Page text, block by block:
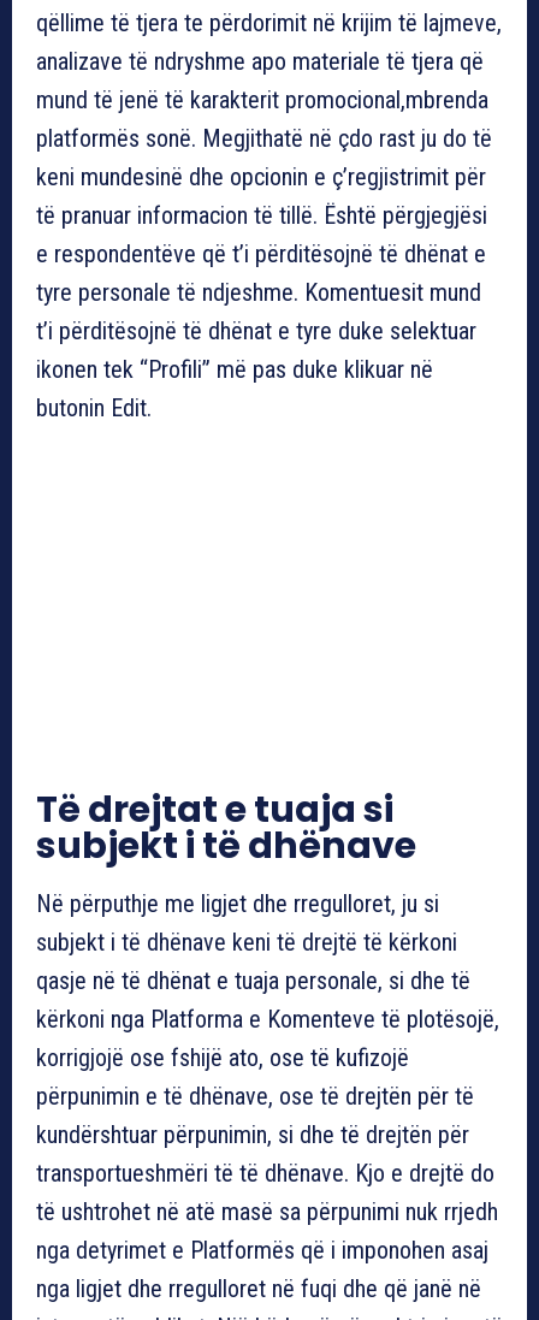
qëllime të tjera te përdorimit në krijim të lajmeve,
analizave të ndryshme apo materiale të tjera që
mund të jenë të karakterit promocional,mbrenda
platformës sonë. Megjithatë në çdo rast ju do të
keni mundesinë dhe opcionin e ç’regjistrimit për
të pranuar informacion të tillë. Është përgjegjësi
e respondentëve që t’i përditësojnë të dhënat e
tyre personale të ndjeshme. Komentuesit mund
t’i përditësojnë të dhënat e tyre duke selektuar
ikonen tek “Profili” më pas duke klikuar në
butonin Edit.
Të drejtat e tuaja si
subjekt i të dhënave
Në përputhje me ligjet dhe rregulloret, ju si
subjekt i të dhënave keni të drejtë të kërkoni
qasje në të dhënat e tuaja personale, si dhe të
kërkoni nga Platforma e Komenteve të plotësojë,
korrigjojë ose fshijë ato, ose të kufizojë
përpunimin e të dhënave, ose të drejtën për të
kundërshtuar përpunimin, si dhe të drejtën për
transportueshmëri të të dhënave. Kjo e drejtë do
të ushtrohet në atë masë sa përpunimi nuk rrjedh
nga detyrimet e Platformës që i imponohen asaj
nga ligjet dhe rregulloret në fuqi dhe që janë në